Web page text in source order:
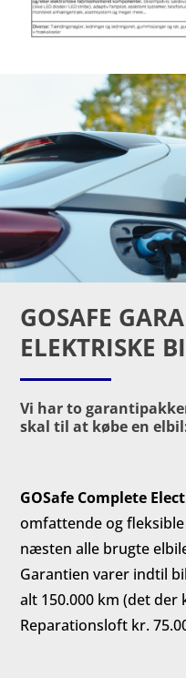
GOSAFE
ELEKTRISKE
Vi har to
skal til at købe en
GOSafe Complete
omfattende og
næsten alle brugte
Garantien varer indtil
alt 150.000 km (det
Reparationsloft kr.